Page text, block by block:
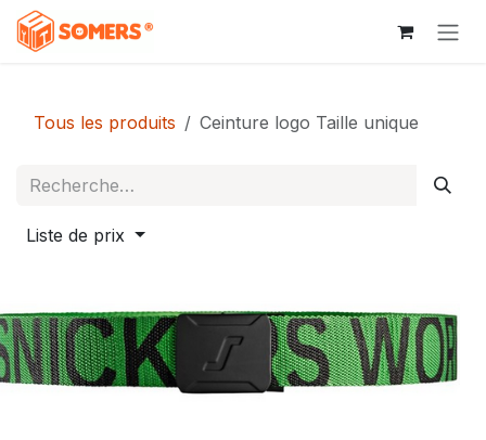
Se rendre au contenu
Tous les produits Ceinture logo Taille unique
Liste de prix